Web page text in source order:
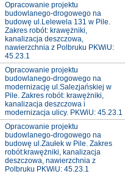
Opracowanie projektu
budowlanego-drogowego na
budowę ul.Lelewela 131 w Pile.
Zakres robót: krawężniki,
kanalizacja deszczowa,
nawierzchnia z Polbruku PKWiU:
45.23.1
Opracowanie projektu
budowlanego-drogowego na
modernizację ul.Salezjańskiej w
Pile. Zakres robót: krawężniki,
kanalizacja deszczowa i
modernizacja ulicy. PKWiU: 45.23.1
Opracowanie projektu
budowlanego-drogowego na
budowę ul.Zaułek w Pile. Zakres
robót:krawężniki, kanalizacja
deszczowa, nawierzchnia z
Polbruku PKWiU: 45.23.1